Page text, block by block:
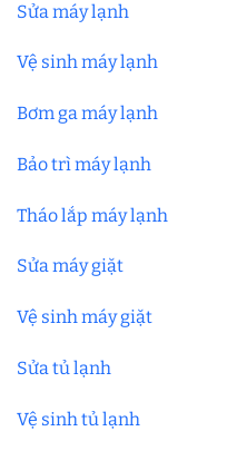
Sửa máy lạnh
Vệ sinh máy lạnh
Bơm ga máy lạnh
Bảo trì máy lạnh
Tháo lắp máy lạnh
Sửa máy giặt
Vệ sinh máy giặt
Sửa tủ lạnh
Vệ sinh tủ lạnh